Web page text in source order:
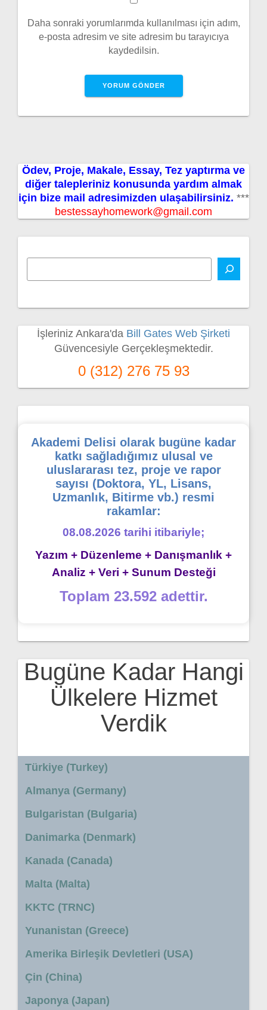
Daha sonraki yorumlarımda kullanılması için adım,
e-posta adresim ve site adresim bu tarayıcıya
kaydedilsin.
Ödev, Proje, Makale, Essay, Tez yaptırma ve
diğer talepleriniz konusunda yardım almak
için bize mail adresimizden ulaşabilirsiniz. ***
bestessayhomework@gmail.com
İşleriniz Ankara'da Bill Gates Web Şirketi
Güvencesiyle Gerçekleşmektedir.
0 (312) 276 75 93
Akademi Delisi olarak bugüne kadar
katkı sağladığımız ulusal ve
uluslararası tez, proje ve rapor
sayısı (Doktora, YL, Lisans,
Uzmanlık, Bitirme vb.) resmi
rakamlar:
08.08.2026 tarihi itibariyle;
Yazım + Düzenleme + Danışmanlık +
Analiz + Veri + Sunum Desteği
Toplam 23.592 adettir.
Bugüne Kadar Hangi
Ülkelere Hizmet
Verdik
Türkiye (Turkey)
Almanya (Germany)
Bulgaristan (Bulgaria)
Danimarka (Denmark)
Kanada (Canada)
Malta (Malta)
KKTC (TRNC)
Yunanistan (Greece)
Amerika Birleşik Devletleri (USA)
Çin (China)
Japonya (Japan)